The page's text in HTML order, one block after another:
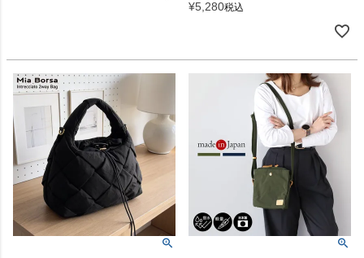
¥5,280税込